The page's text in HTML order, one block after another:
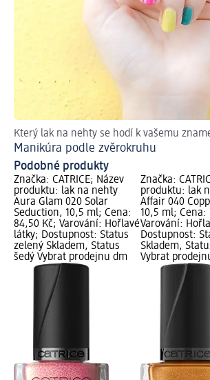
Který lak na nehty se hodí k vašemu
Manikúra podle zvěrokruhu
Podobné produkty
Značka: CATRICE; Název
produktu: lak na nehty
Aura Glam 020 Solar
Seduction, 10,5 ml; Cena:
84,50 Kč; Varování: Hořlavé
látky; Dostupnost: Status
zelený Skladem, Status
šedý Vybrat prodejnu dm
Značka:
produktu: lak
Affair 040
10,5 ml; Cena:
Varování:
Dostupnost:
Skladem,
Vybrat